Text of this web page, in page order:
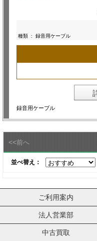
種類 : 録音用ケーブル
録音用ケーブル
<<前へ
並べ替え：
ご利用案内
法人営業部
中古買取